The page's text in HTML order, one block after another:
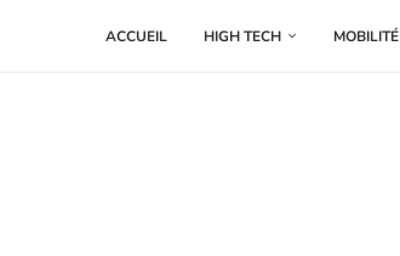
ACCUEIL HIGH TECH MOBILITÉ